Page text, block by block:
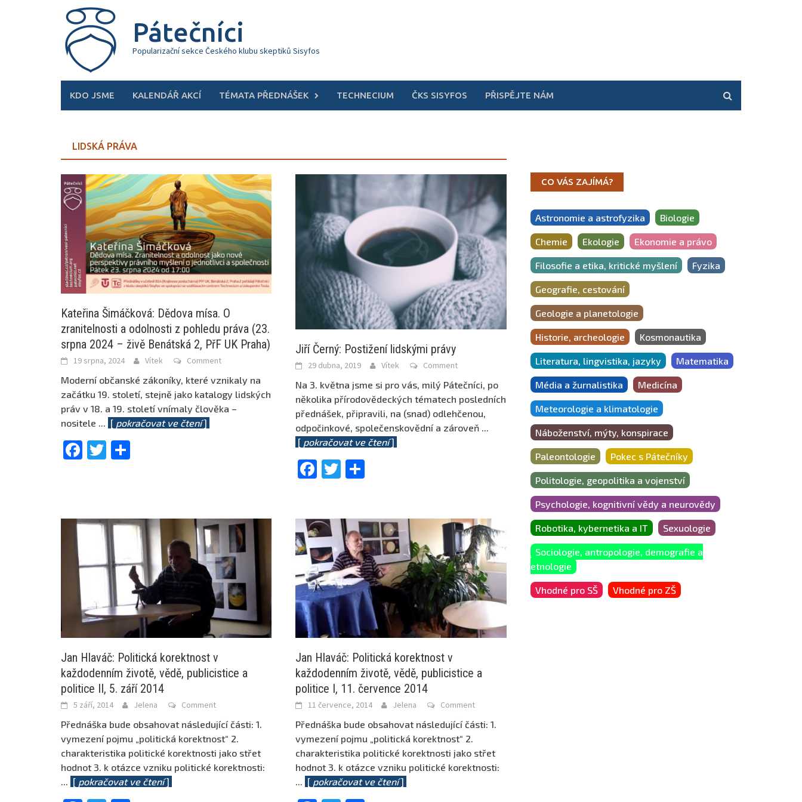
Pátečníci
Popularizační sekce Českého klubu skeptiků Sisyfos
KDO JSME KALENDÁŘ AKCÍ TÉMATA PŘEDNÁŠEK TECHNECIUM ČKS SISYFOS PŘISPĚJTE NÁM
LIDSKÁ PRÁVA
Kateřina Šimáčková: Dědova mísa. O
zranitelnosti a odolnosti z pohledu práva (23.
srpna 2024 – živě Benátská 2, PřF UK Praha)
19 srpna, 2024 Vítek Comment
Moderní občanské zákoníky, které vznikaly na
začátku 19. století, stejně jako katalogy lidských
práv v 18. a 19. století vnímaly člověka –
nositele ... [ pokračovat ve čtení]
Facebook
Twitter
Jiří Černý: Postižení lidskými právy
29 dubna, 2019 Vítek Comment
Na 3. května jsme si pro vás, milý Pátečníci, po
několika přírodovědeckých tématech posledních
přednášek, připravili, na (snad) odlehčenou,
odpočinkové, společenskovědní a zároveň ...
[ pokračovat ve čtení]
Facebook
Twitter
Jan Hlaváč: Politická korektnost v
každodenním životě, vědě, publicistice a
politice II, 5. září 2014
5 září, 2014 Jelena Comment
Přednáška bude obsahovat následující části: 1.
vymezení pojmu „politická korektnost“ 2.
charakteristika politické korektnosti jako střet
hodnot 3. k otázce vzniku politické korektnosti:
... [ pokračovat ve čtení]
Jan Hlaváč: Politická korektnost v
každodenním životě, vědě, publicistice a
politice I, 11. července 2014
11 července, 2014 Jelena Comment
Přednáška bude obsahovat následující části: 1.
vymezení pojmu „politická korektnost“ 2.
charakteristika politické korektnosti jako střet
hodnot 3. k otázce vzniku politické korektnosti:
... [ pokračovat ve čtení]
CO VÁS ZAJÍMÁ?
Astronomie a astrofyzika Biologie
Chemie Ekologie Ekonomie a právo
Filosofie a etika, kritické myšlení Fyzika
Geografie, cestování
Geologie a planetologie
Historie, archeologie Kosmonautika
Literatura, lingvistika, jazyky Matematika
Média a žurnalistika Medicína
Meteorologie a klimatologie
Náboženství, mýty, konspirace
Paleontologie Pokec s Pátečníky
Politologie, geopolitika a vojenství
Psychologie, kognitivní vědy a neurovědy
Robotika, kybernetika a IT Sexuologie
Sociologie, antropologie, demografie a
etnologie
Vhodné pro SŠ Vhodné pro ZŠ